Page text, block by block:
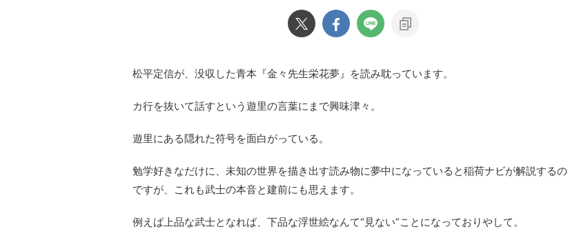
松平定信が、没収した青本『金々先生栄花夢』を読み耽っています。
カ行を抜いて話すという遊里の言葉にまで興味津々。
遊里にある隠れた符号を面白がっている。
勉学好きなだけに、未知の世界を描き出す読み物に夢中になっていると稲荷ナビが解説するの
ですが、これも武士の本音と建前にも思えます。
例えば上品な武士となれば、下品な浮世絵なんて“見ない”ことになっておりやして。